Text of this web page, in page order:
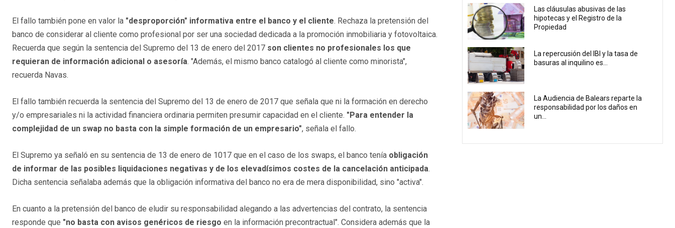
El fallo también pone en valor la "desproporción" informativa entre el banco y el cliente. Rechaza la pretensión del
banco de considerar al cliente como profesional por ser una sociedad dedicada a la promoción inmobiliaria y fotovoltaica.
Recuerda que según la sentencia del Supremo del 13 de enero del 2017 son clientes no profesionales los que
requieran de información adicional o asesoría. "Además, el mismo banco catalogó al cliente como minorista",
recuerda Navas.
El fallo también recuerda la sentencia del Supremo del 13 de enero de 2017 que señala que ni la formación en derecho
y/o empresariales ni la actividad financiera ordinaria permiten presumir capacidad en el cliente. "Para entender la
complejidad de un swap no basta con la simple formación de un empresario", señala el fallo.
El Supremo ya señaló en su sentencia de 13 de enero de 1017 que en el caso de los swaps, el banco tenía obligación
de informar de las posibles liquidaciones negativas y de los elevadísimos costes de la cancelación anticipada.
Dicha sentencia señalaba además que la obligación informativa del banco no era de mera disponibilidad, sino "activa".
En cuanto a la pretensión del banco de eludir su responsabilidad alegando a las advertencias del contrato, la sentencia
responde que "no basta con avisos genéricos de riesgo en la información precontractual". Considera además que la
Las cláusulas abusivas de las
hipotecas y el Registro de la
Propiedad
La repercusión del IBI y la tasa de
basuras al inquilino es...
La Audiencia de Balears reparte la
responsabilidad por los daños en
un...